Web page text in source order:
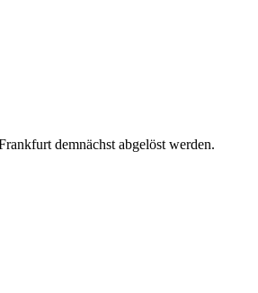
demnächst abgelöst werden.